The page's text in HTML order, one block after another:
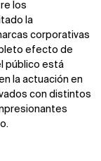
los
la
corporativas
efecto de
público está
la actuación en
con distintos